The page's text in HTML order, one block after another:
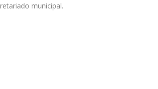
municipal.